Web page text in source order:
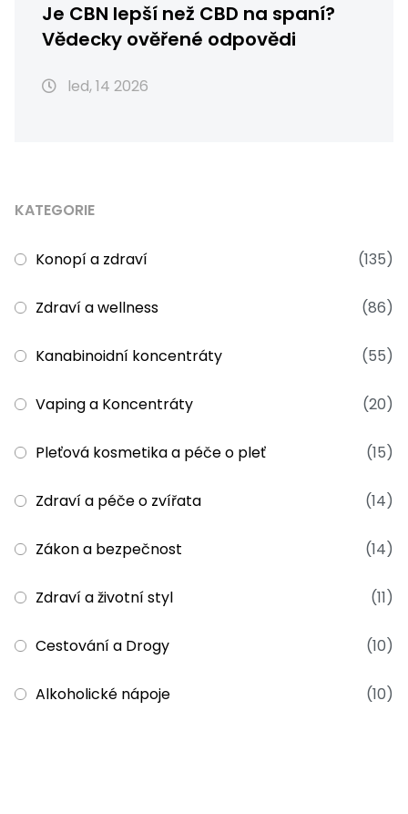
Je CBN lepší než CBD na spaní?
Vědecky ověřené odpovědi
led, 14 2026
KATEGORIE
Konopí a zdraví (135)
Zdraví a wellness (86)
Kanabinoidní koncentráty (55)
Vaping a Koncentráty (20)
Pleťová kosmetika a péče o pleť (15)
Zdraví a péče o zvířata (14)
Zákon a bezpečnost (14)
Zdraví a životní styl (11)
Cestování a Drogy (10)
Alkoholické nápoje (10)